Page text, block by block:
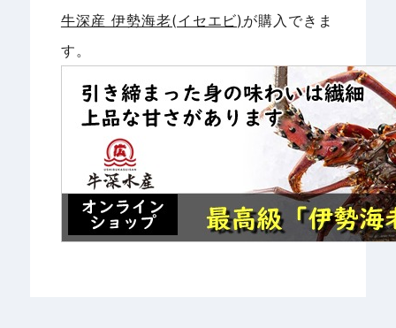
牛深産 伊勢海老(イセエビ) が購入できま
す。